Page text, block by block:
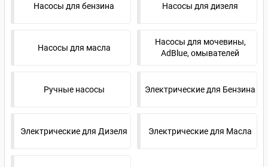
Насосы для бензина Насосы для дизеля
Насосы для масла
Насосы для мочевины,
AdBlue, омывателей
Ручные насосы Электрические для Бензина
Электрические для Дизеля Электрические для Масла